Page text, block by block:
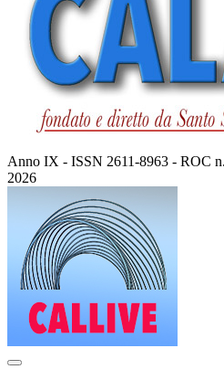
Anno IX - ISSN 2611-8963 - ROC
2026